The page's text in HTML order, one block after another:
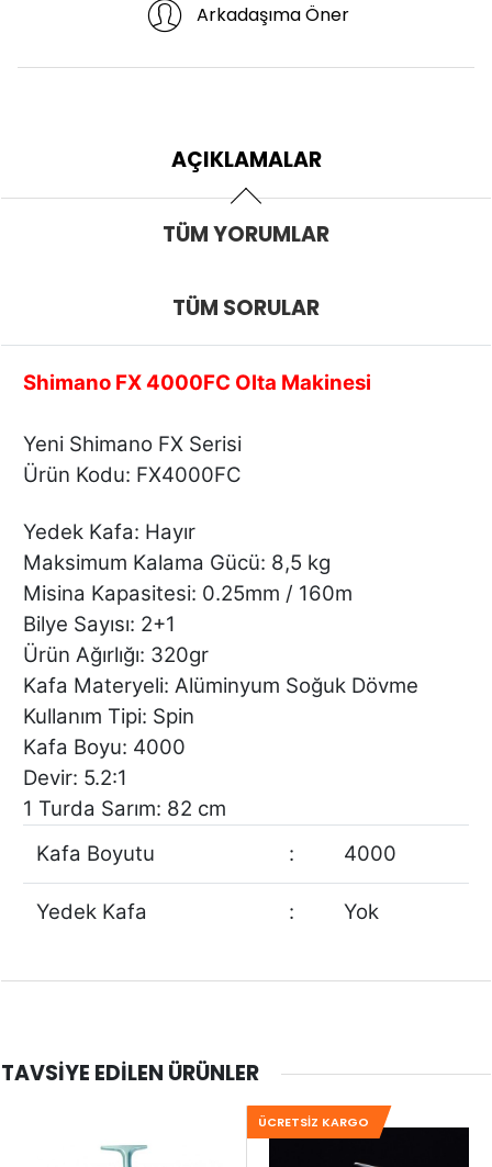
Arkadaşıma Öner
AÇIKLAMALAR
TÜM YORUMLAR
TÜM SORULAR
Shimano FX 4000FC Olta Makinesi
Yeni Shimano FX Serisi
Ürün Kodu: FX4000FC
Yedek Kafa: Hayır
Maksimum Kalama Gücü: 8,5 kg
Misina Kapasitesi: 0.25mm / 160m
Bilye Sayısı: 2+1
Ürün Ağırlığı: 320gr
Kafa Materyeli: Alüminyum Soğuk Dövme
Kullanım Tipi: Spin
Kafa Boyu: 4000
Devir: 5.2:1
1 Turda Sarım: 82 cm
Kafa Boyutu
: 4000
Yedek Kafa : Yok
TAVSIYE EDILEN ÜRÜNLER
ÜCRETSIZ KARGO